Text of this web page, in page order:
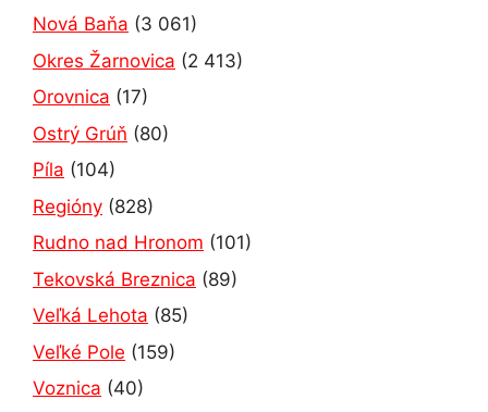
Nová Baňa (3 061)
Okres Žarnovica (2 413)
Orovnica (17)
Ostrý Grúň (80)
Píla (104)
Regióny (828)
Rudno nad Hronom (101)
Tekovská Breznica (89)
Veľká Lehota (85)
Veľké Pole (159)
Voznica (40)